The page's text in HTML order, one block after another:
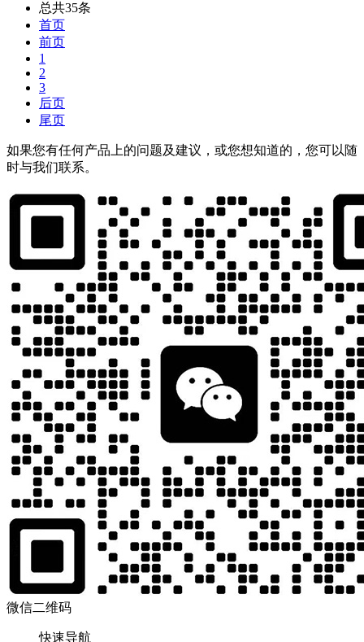
总共35条
首页
前页
1
2
3
后页
尾页
如果您有任何产品上的问题及建议，或您想知道的，您可以随
时与我们联系。
微信二维码
快速导航